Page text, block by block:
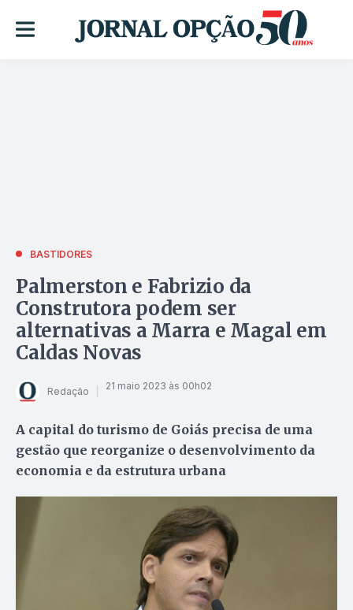
BASTIDORES
Palmerston e Fabrizio da
Construtora podem ser
alternativas a Marra e Magal em
Caldas Novas
Redação 21 maio 2023 às 00h02
A capital do turismo de Goiás precisa de uma
gestão que reorganize o desenvolvimento da
economia e da estrutura urbana